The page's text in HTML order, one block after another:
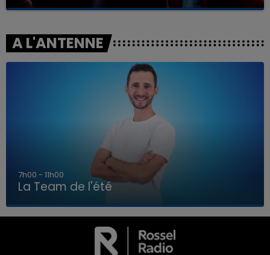
LA TEAM DE L'ÉTÉ
A L'ANTENNE
7h00 - 11h00
La Team de l'été